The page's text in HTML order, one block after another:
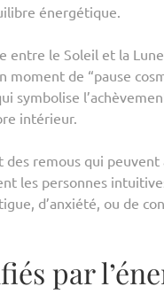
énergétique.
entre le Soleil et la
de “pause
symbolise
intérieur.
des remous qui
les personnes
d’anxiété, ou de
par